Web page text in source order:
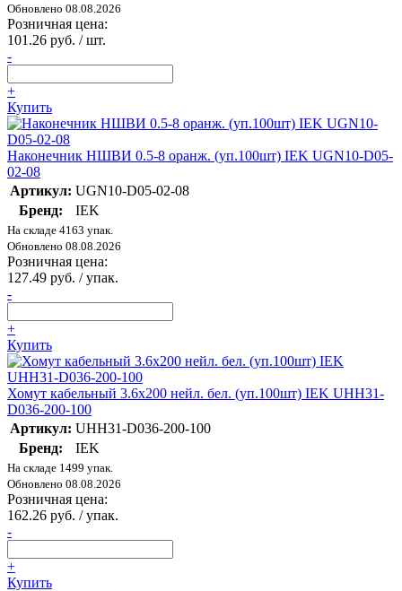
Обновлено 08.08.2026
Розничная цена:
101.26 руб. / шт.
-
+
Купить
Наконечник НШВИ 0.5-8 оранж. (уп.100шт) IEK UGN10-D05-
02-08
Артикул: UGN10-D05-02-08
Бренд:
IEK
На складе 4163 упак.
Обновлено 08.08.2026
Розничная цена:
127.49 руб. / упак.
-
+
Купить
Хомут кабельный 3.6х200 нейл. бел. (уп.100шт) IEK UHH31-
D036-200-100
Артикул: UHH31-D036-200-100
Бренд:
IEK
На складе 1499 упак.
Обновлено 08.08.2026
Розничная цена:
162.26 руб. / упак.
-
+
Купить